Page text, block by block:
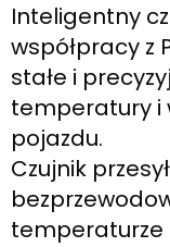
Inteligentny
współpracy z
stałe i
temperatury i
pojazdu.
Czujnik
temperaturze